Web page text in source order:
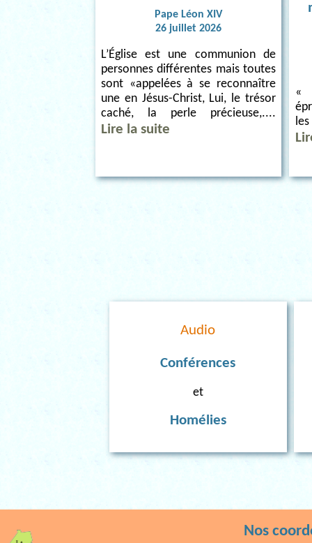
Pape Léon XIV
26 juillet 2026
L’Église est une communion de
personnes différentes mais toutes
sont «appelées à se reconnaître
une en Jésus-Christ, Lui, le trésor
caché, la perle précieuse,....
Lire la suite
«
Audio
Conférences
et
Homélies
Nos